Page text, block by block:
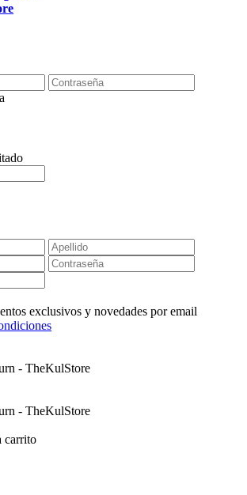
exclusivos y novedades por email
carrito